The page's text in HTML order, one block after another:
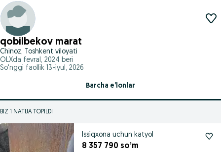
qobilbekov marat
Chinoz, Toshkent viloyati
OLXda fevral, 2024 beri
So'nggi faollik 13-iyul, 2026
Barcha e’lonlar
BIZ 1 NATIJA TOPILDI
Issiqxona uchun katyol
8 357 790 so’m